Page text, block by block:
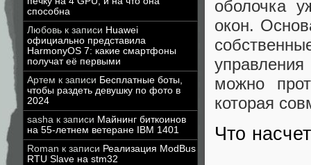
способна
Любовь к записи Huawei
официально представила
HarmonyOS 7: какие смартфоны
получат её первыми
Артем к записи Бесплатные боты,
чтобы раздеть девушку по фото в
2024
sasha к записи Майнинг биткоинов
на 55-летнем ветеране IBM 1401
Roman к записи Реализация ModBus
RTU Slave на stm32
оболочка
окон.
можно
которая
Что